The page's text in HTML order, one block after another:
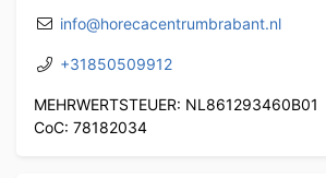
info@horecacentrumbrabant.nl
+31850509912
MEHRWERTSTEUER: NL861293460B01
CoC: 78182034